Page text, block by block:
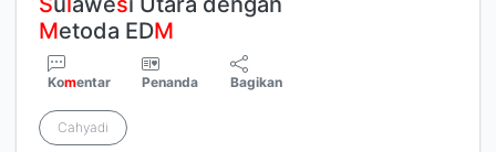
Metoda EDM
Komentar Penanda Bagikan
Cahyadi